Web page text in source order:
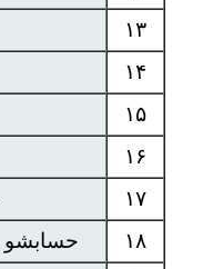
۱۳
۱۴
۱۵
۱۶
۱۷
۱۸
حسابشو